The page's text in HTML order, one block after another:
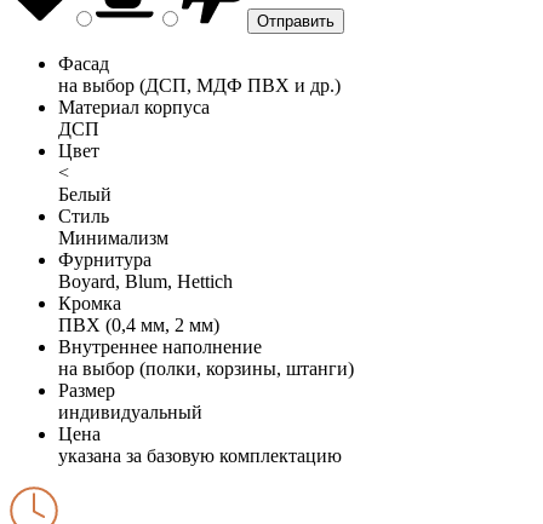
Фасад
на выбор (ДСП, МДФ ПВХ и др.)
Материал корпуса
ДСП
Цвет
<
Белый
Стиль
Минимализм
Фурнитура
Boyard, Blum, Hettich
Кромка
ПВХ (0,4 мм, 2 мм)
Внутреннее наполнение
на выбор (полки, корзины, штанги)
Размер
индивидуальный
Цена
указана за базовую комплектацию